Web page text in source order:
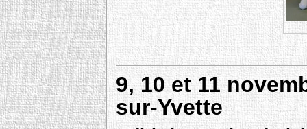
9, 10 et 11
sur-Yvette